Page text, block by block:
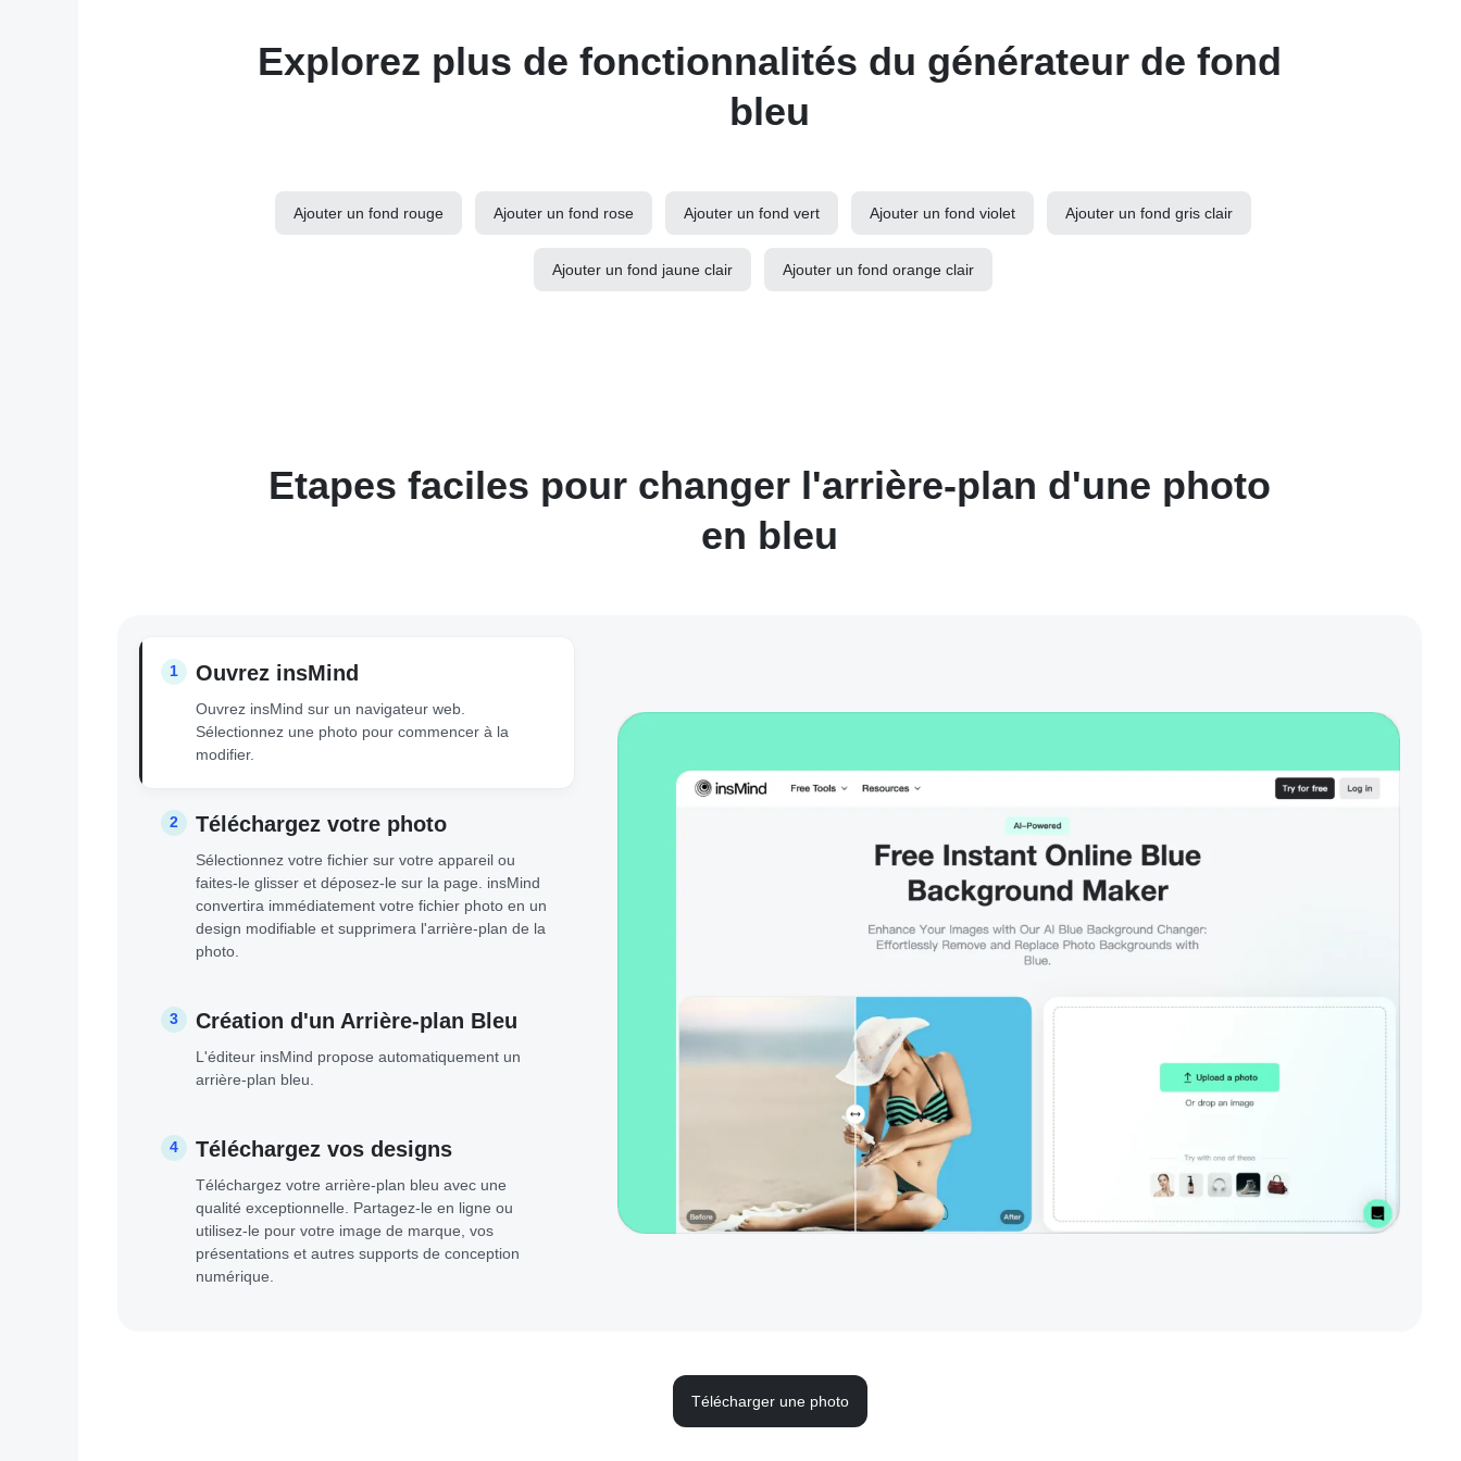
Explorez plus de fonctionnalités du générateur de fond
bleu
Ajouter un fond rouge Ajouter un fond rose Ajouter un fond vert Ajouter un fond violet Ajouter un fond gris clair
Ajouter un fond jaune clair Ajouter un fond orange clair
Etapes faciles pour changer l'arrière-plan d'une photo
en bleu
1 Ouvrez insMind
Ouvrez insMind sur un navigateur web.
Sélectionnez une photo pour commencer à la
modifier.
2 Téléchargez votre photo
Sélectionnez votre fichier sur votre appareil ou
faites-le glisser et déposez-le sur la page. insMind
convertira immédiatement votre fichier photo en un
design modifiable et supprimera l'arrière-plan de la
photo.
3 Création d'un Arrière-plan Bleu
L'éditeur insMind propose automatiquement un
arrière-plan bleu.
4 Téléchargez vos designs
Téléchargez votre arrière-plan bleu avec une
qualité exceptionnelle. Partagez-le en ligne ou
utilisez-le pour votre image de marque, vos
présentations et autres supports de conception
numérique.
Télécharger une photo